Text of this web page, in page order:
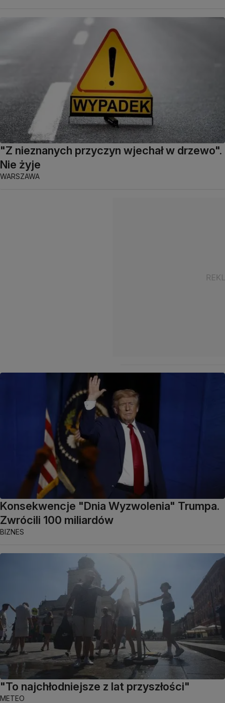
"Z nieznanych przyczyn wjechał w drzewo".
Nie żyje
WARSZAWA
Konsekwencje "Dnia Wyzwolenia" Trumpa.
Zwrócili 100 miliardów
BIZNES
"To najchłodniejsze z lat przyszłości"
METEO